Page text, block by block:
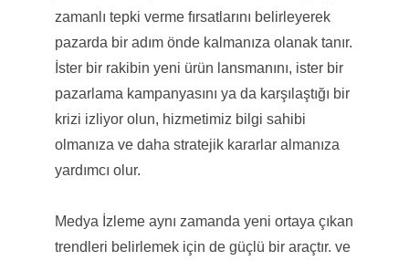
zamanlı tepki verme fırsatlarını belirleyerek
pazarda bir adım önde kalmanıza olanak tanır.
İster bir rakibin yeni ürün lansmanını, ister bir
pazarlama kampanyasını ya da karşılaştığı bir
krizi izliyor olun, hizmetimiz bilgi sahibi
olmanıza ve daha stratejik kararlar almanıza
yardımcı olur.
Medya İzleme aynı zamanda yeni ortaya çıkan
trendleri belirlemek için de güçlü bir araçtır. ve